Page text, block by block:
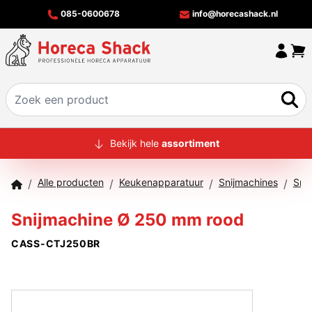
085-0600678 info@horecashack.nl
HOME
MERKEN
Bekijk hele assortiment
/ Alle producten / Keukenapparatuur / Snijmachines /
Snijmachine Ø 250 mm rood
CASS-CTJ250BR